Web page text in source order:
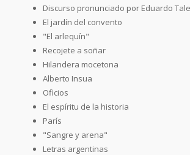
Discurso pronunciado por Eduardo
El jardín del convento
"El arlequín"
Recojete a soñar
Hilandera mocetona
Alberto Insua
Oficios
El espíritu de la historia
París
"Sangre y arena"
Letras argentinas